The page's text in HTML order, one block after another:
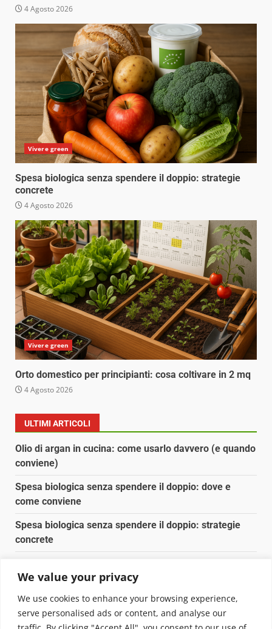
We value your privacy
We use cookies to enhance your browsing experience,
serve personalised ads or content, and analyse our
4 Agosto 2026
Vivere green
Spesa biologica senza spendere il doppio: strategie
concrete
4 Agosto 2026
Vivere green
Orto domestico per principianti: cosa coltivare in 2 mq
4 Agosto 2026
ULTIMI ARTICOLI
Olio di argan in cucina: come usarlo davvero (e quando
conviene)
Spesa biologica senza spendere il doppio: dove e
come conviene
Spesa biologica senza spendere il doppio: strategie
concrete
Pulizia naturale della casa: 3 ingredienti che
sostituiscono 10 prodotti chimici